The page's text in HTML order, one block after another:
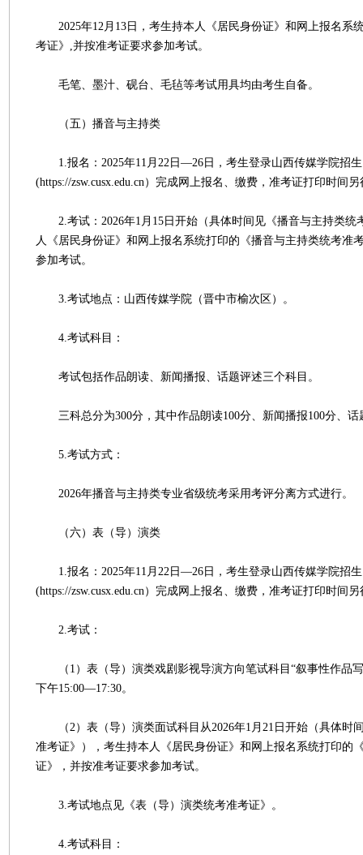
2025年12月13日，考生持本人《居民身份证》和网上报名系
考证》,并按准考证要求参加考试。
毛笔、墨汁、砚台、毛毡等考试用具均由考生自备。
（五）播音与主持类
1.报名：2025年11月22日—26日，考生登录山西传媒学院招
(https://zsw.cusx.edu.cn）完成网上报名、缴费，准考证打印时间
2.考试：2026年1月15日开始（具体时间见《播音与主持类统
人《居民身份证》和网上报名系统打印的《播音与主持类统考准
参加考试。
3.考试地点：山西传媒学院（晋中市榆次区）。
4.考试科目：
考试包括作品朗读、新闻播报、话题评述三个科目。
三科总分为300分，其中作品朗读100分、新闻播报100分、话
5.考试方式：
2026年播音与主持类专业省级统考采用考评分离方式进行。
（六）表（导）演类
1.报名：2025年11月22日—26日，考生登录山西传媒学院招
(https://zsw.cusx.edu.cn）完成网上报名、缴费，准考证打印时间
2.考试：
（1）表（导）演类戏剧影视导演方向笔试科目“叙事性作品写
下午15:00—17:30。
（2）表（导）演类面试科目从2026年1月21日开始（具体时
准考证》），考生持本人《居民身份证》和网上报名系统打印的
证》，并按准考证要求参加考试。
3.考试地点见《表（导）演类统考准考证》。
4.考试科目：